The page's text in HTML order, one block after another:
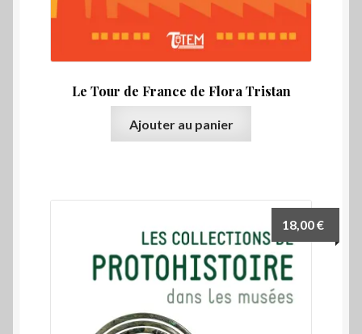
Le Tour de France de Flora Tristan
Ajouter au panier
18,00€